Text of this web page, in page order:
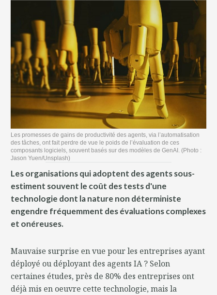
Les promesses de gains de productivité des agents, via l’automatisation
des tâches, ont fait perdre de vue le poids de l’évaluation de ces
composants logiciels, souvent basés sur des modèles de GenAI. (Photo :
Jason Yuen/Unsplash)
Les organisations qui adoptent des agents sous-
estiment souvent le coût des tests d'une
technologie dont la nature non déterministe
engendre fréquemment des évaluations complexes
et onéreuses.
Mauvaise surprise en vue pour les entreprises ayant
déployé ou déployant des agents IA ? Selon
certaines études, près de 80% des entreprises ont
déjà mis en oeuvre cette technologie, mais la